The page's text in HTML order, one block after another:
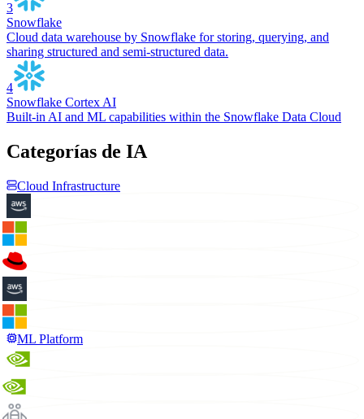
3
Snowflake
Cloud data warehouse by Snowflake for storing, querying, and
sharing structured and semi-structured data.
4
Snowflake Cortex AI
Built-in AI and ML capabilities within the Snowflake Data Cloud
Categorías de IA
Cloud Infrastructure
ML Platform